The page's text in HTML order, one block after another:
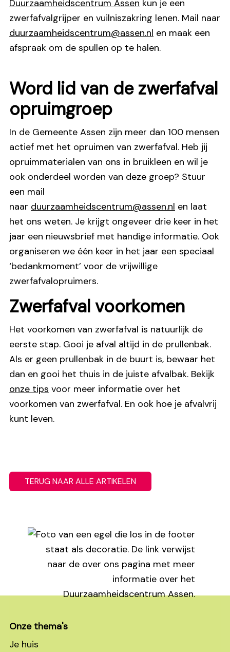
Duurzaamheidscentrum Assen kun je een
zwerfafvalgrijper en vuilniszakring lenen. Mail naar
duurzaamheidscentrum@assen.nl en maak een
afspraak om de spullen op te halen.
Word lid van de zwerfafval
opruimgroep
In de Gemeente Assen zijn meer dan 100 mensen
actief met het opruimen van zwerfafval. Heb jij
opruimmaterialen van ons in bruikleen en wil je
ook onderdeel worden van deze groep? Stuur
een mail
naar duurzaamheidscentrum@assen.nl en laat
het ons weten. Je krijgt ongeveer drie keer in het
jaar een nieuwsbrief met handige informatie. Ook
organiseren we één keer in het jaar een speciaal
‘bedankmoment’ voor de vrijwillige
zwerfafvalopruimers.
Zwerfafval voorkomen
Het voorkomen van zwerfafval is natuurlijk de
eerste stap. Gooi je afval altijd in de prullenbak.
Als er geen prullenbak in de buurt is, bewaar het
dan en gooi het thuis in de juiste afvalbak. Bekijk
onze tips voor meer informatie over het
voorkomen van zwerfafval. En ook hoe je afvalvrij
kunt leven.
TERUG NAAR ALLE ARTIKELEN
Onze thema's
Je huis